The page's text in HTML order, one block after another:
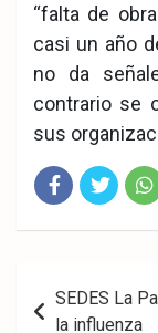
“falta de
casi un año
no da
contrario se
sus
ook
pp
SEDES La
la influenza